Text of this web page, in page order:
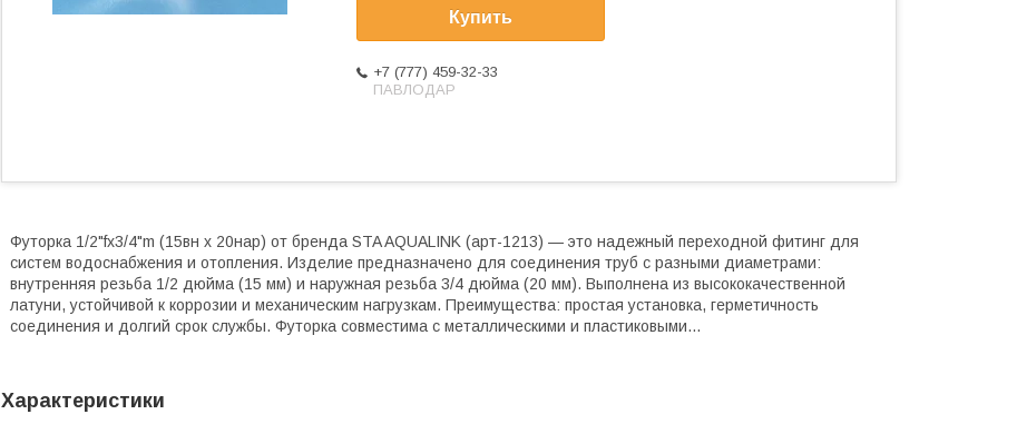
Купить
+7 (777) 459-32-33
ПАВЛОДАР
Футорка 1/2"fx3/4"m (15вн х 20нар) от бренда STA AQUALINK (арт-1213) — это надежный переходной фитинг для
систем водоснабжения и отопления. Изделие предназначено для соединения труб с разными диаметрами:
внутренняя резьба 1/2 дюйма (15 мм) и наружная резьба 3/4 дюйма (20 мм). Выполнена из высококачественной
латуни, устойчивой к коррозии и механическим нагрузкам. Преимущества: простая установка, герметичность
соединения и долгий срок службы. Футорка совместима с металлическими и пластиковыми...
Характеристики